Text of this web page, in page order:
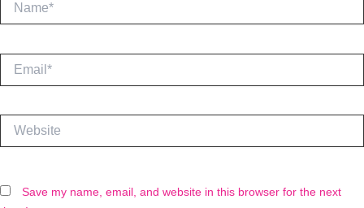
Website
Save my name, email, and website in this browser for the next